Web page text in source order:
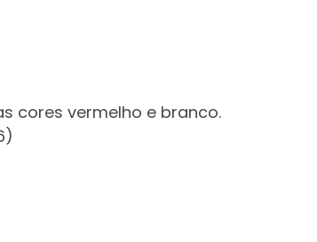
cores vermelho e branco.